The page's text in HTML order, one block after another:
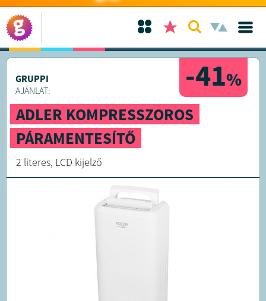
-41%
GRUPPI
AJÁNLAT:
ADLER KOMPRESSZOROS
PÁRAMENTESÍTŐ
2 literes, LCD kijelző